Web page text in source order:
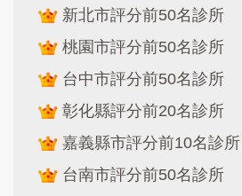
新北市評分前50名診所
桃園市評分前50名診所
台中市評分前50名診所
彰化縣評分前20名診所
嘉義縣市評分前10名診所
台南市評分前50名診所